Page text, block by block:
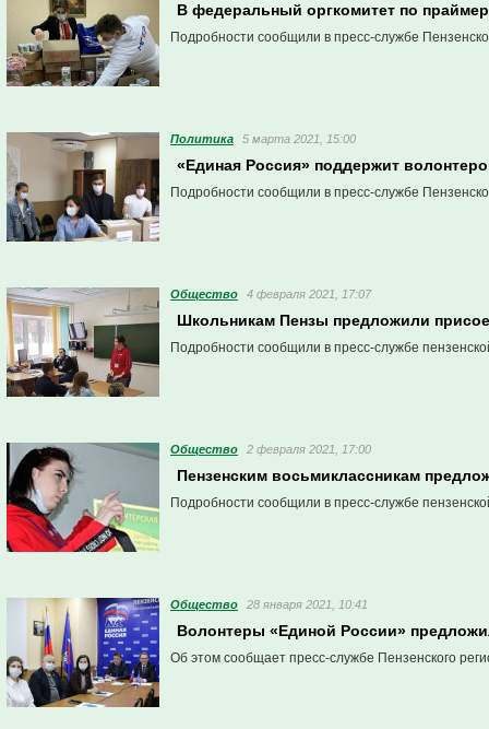
В федеральный оргкомитет по
Подробности сообщили в пресс-службе
Политика 5 марта 2021, 15:00
«Единая Россия» поддержит
Подробности сообщили в пресс-службе
Общество 4 февраля 2021, 17:07
Школьникам Пензы предложили
Подробности сообщили в пресс-службе
Общество 2 февраля 2021, 17:00
Пензенским восьмиклассникам
Подробности сообщили в пресс-службе
Общество 28 января 2021, 10:41
Волонтеры «Единой России»
Об этом сообщает пресс-службе Пензенского